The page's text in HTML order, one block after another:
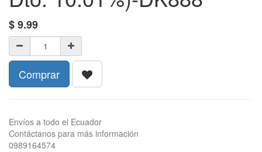
$9.99
Comprar
Envíos a todo el Ecuador
Contáctanos para más información
0989164574